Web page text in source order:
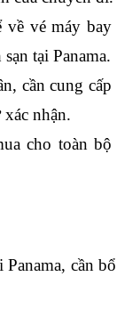
về vé máy bay
tại Panama.
cần cung cấp
nhận.
cho toàn bộ
cần bổ